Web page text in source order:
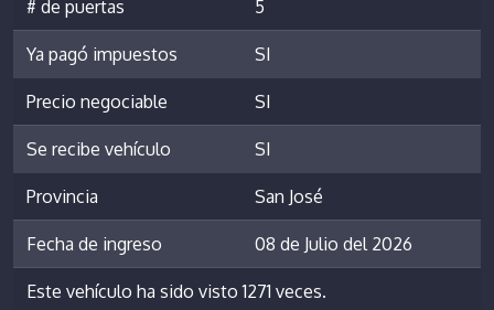
# de puertas 5
Ya pagó impuestos SI
Precio negociable SI
Se recibe vehículo SI
Provincia San José
Fecha de ingreso 08 de Julio del 2026
Este vehículo ha sido visto 1271 veces.